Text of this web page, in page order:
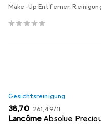
Make-Up Entferner,
Gesichtsreinigung
EUR
38,70 EUR
261,49/1l
LancômeAbsolue